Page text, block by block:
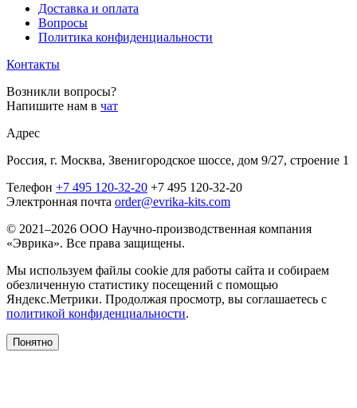
Доставка и оплата
Вопросы
Политика конфиденциальности
Контакты
Возникли вопросы?
Напишите нам в чат
Адрес
Россия, г. Москва, Звенигородское шоссе, дом 9/27, строение 1
Телефон +7 495 120-32-20 +7 495 120-32-20
Электронная почта order@evrika-kits.com
© 2021–2026 ООО Научно-производственная компания
«Эврика». Все права защищены.
Мы используем файлы cookie для работы сайта и собираем
обезличенную статистику посещений с помощью
Яндекс.Метрики. Продолжая просмотр, вы соглашаетесь с
политикой конфиденциальности.
Понятно